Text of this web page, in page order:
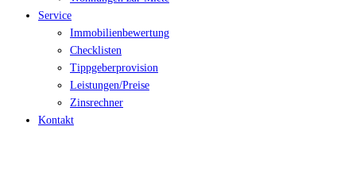
Service
Immobilienbewertung
Checklisten
Tippgeberprovision
Leistungen/Preise
Zinsrechner
Kontakt